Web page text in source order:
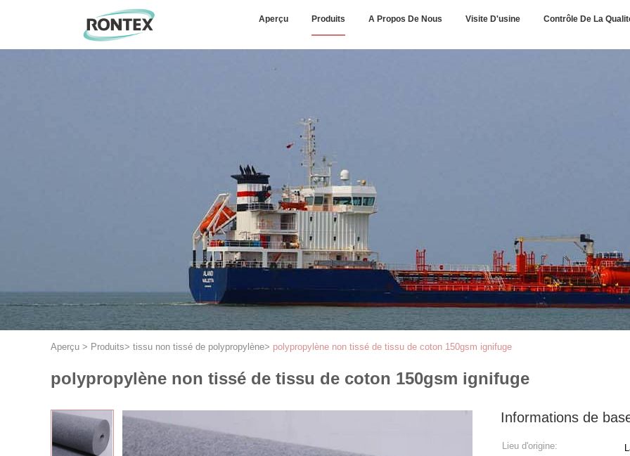
Aperçu Produits A Propos De Nous Visite D'usine Contrôle De La
Aperçu > Produits> tissu non tissé de polypropylène> polypropylène non tissé de tissu de coton 150gsm ignifuge
polypropylène non tissé de tissu de coton 150gsm ignifuge
Informations de
Lieu d'origine: